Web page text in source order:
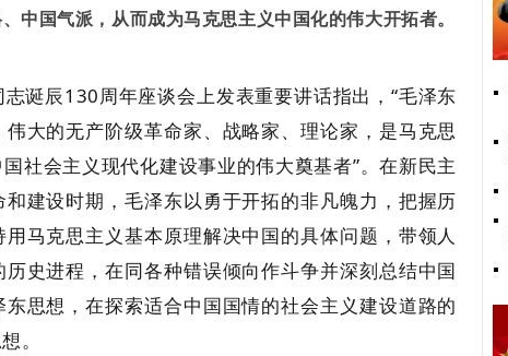
中国气派，从而成为马克思主义中国化的伟大开拓者。
诞辰130周年座谈会上发表重要讲话指出，“毛泽东
大的无产阶级革命家、战略家、理论家，是马克思
社会主义现代化建设事业的伟大奠基者”。在新民主
建设时期，毛泽东以勇于开拓的非凡魄力，把握历
马克思主义基本原理解决中国的具体问题，带领人
史进程，在同各种错误倾向作斗争并深刻总结中国
思想，在探索适合中国国情的社会主义建设道路的
。